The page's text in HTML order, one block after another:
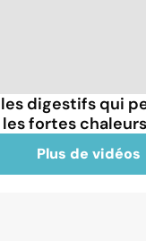
digestifs qui
fortes chaleurs
Plus de vidéos